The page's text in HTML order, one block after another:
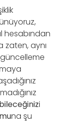
hesabından
zaten, aynı
i
na şu